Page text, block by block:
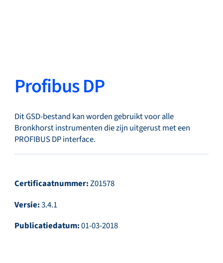
Terug
Zoeken... NL
Markets
Profibus DP
Dit GSD-bestand kan worden gebruikt voor alle
Bronkhorst instrumenten die zijn uitgerust met een
PROFIBUS DP interface.
Certificaatnummer:Z01578
Versie:3.4.1
Publicatiedatum:01-03-2018